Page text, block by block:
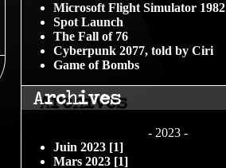
Microsoft Flight Simulator 1982
Spot Launch
The Fall of 76
Cyberpunk 2077, told by Ciri
Game of Bombs
Archives
- 2023 -
Juin 2023 [1]
Mars 2023 [1]